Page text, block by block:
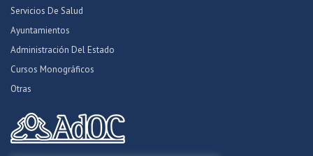
Servicios De Salud
Ayuntamientos
Administración Del Estado
Cursos Monográficos
Otras